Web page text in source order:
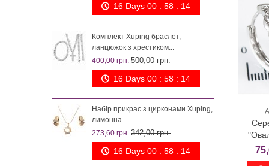
16 Days 00 : 58 : 13
Комплект Xuping браслет,
ланцюжок з хрестиком...
400,00 грн. 500,00 грн.
16 Days 00 : 58 : 13
Набір прикрас з цирконами Xuping,
лимонна...
273,60 грн. 342,00 грн.
16 Days 00 : 58 : 13